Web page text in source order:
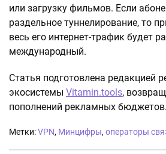
или загрузку фильмов. Если
раздельное туннелирование, то
весь его интернет-трафик будет
международный.
Статья подготовлена редакцией
экосистемы Vitamin.tools,
пополнений рекламных бюджетов.
Метки:VPN, Минцифры, операторы